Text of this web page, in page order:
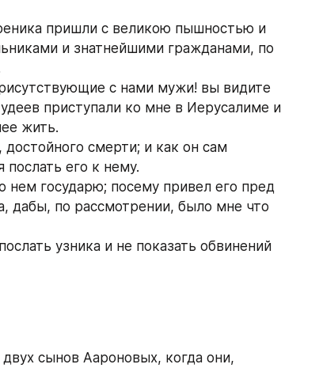
пришли с великою пышностью и
и знатнейшими гражданами, по
с нами мужи! вы видите
приступали ко мне в Иерусалиме и
жить.
смерти; и как он сам
послать его к нему.
нем государю; посему привел его пред
дабы, по рассмотрении, было мне что
узника и не показать обвинений
сынов Аароновых, когда они,